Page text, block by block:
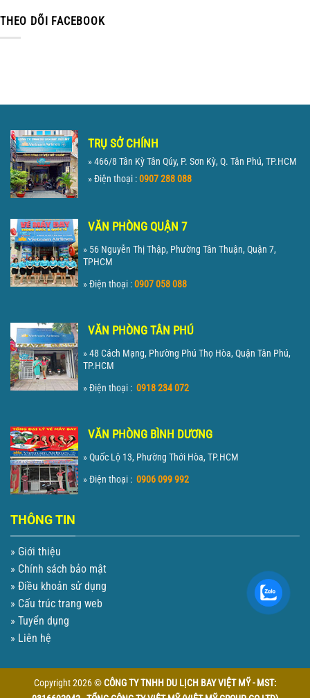
THEO DÕI FACEBOOK
TRỤ SỞ CHÍNH
» 466/8 Tân Kỳ Tân Qúy, P. Sơn Kỳ, Q. Tân Phú, TP.HCM
» Điện thoại :0907 288 088
VĂN PHÒNG QUẬN 7
» 56 Nguyễn Thị Thập, Phường Tân Thuận, Quận 7,
TPHCM
» Điện thoại :0907 058 088
VĂN PHÒNG TÂN PHÚ
» 48 Cách Mạng, Phường Phú Thọ Hòa, Quận Tân Phú,
TP.HCM
» Điện thoại : 0918 234 072
VĂN PHÒNG BÌNH DƯƠNG
» Quốc Lộ 13, Phường Thới Hòa, TP.HCM
» Điện thoại : 0906 099 992
THÔNG TIN
» Giới thiệu
» Chính sách bảo mật
» Điều khoản sử dụng
» Cấu trúc trang web
» Tuyển dụng
» Liên hệ
Copyright 2026 ©CÔNG TY TNHH DU LỊCH BAY VIỆT MỸ - MST: